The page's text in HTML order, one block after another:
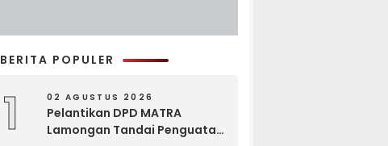
BERITA POPULER
1 02 AGUSTUS 2026
Pelantikan DPD MATRA
Lamongan Tandai Penguatan